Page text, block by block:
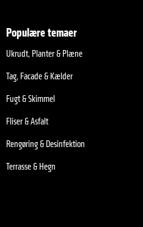
Populære temaer
Ukrudt, Planter & Plæne
Tag, Facade & Kælder
Fugt & Skimmel
Fliser & Asfalt
Rengøring & Desinfektion
Terrasse & Hegn